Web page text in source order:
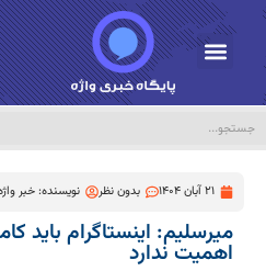
21 آبان 1404 بدون نظر نویسنده:خبر
میرسلیم: اینستاگرام باید
اهمیت ندارد